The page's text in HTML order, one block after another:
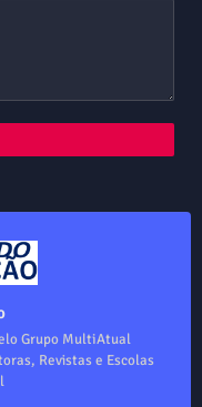
Grupo MultiAtual
Revistas e Escolas